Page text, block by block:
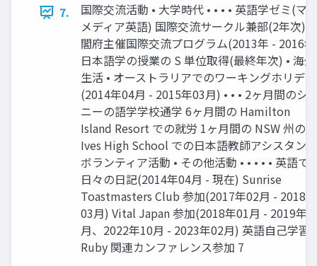
7.
国際交流活動 • 大学時代 • • • • 英語学ゼミ(マ
メディア英語) 国際交流サークル兼部(2年次)
閣府主催国際交流プログラム(2013年 - 2016
日本語学の授業の S 単位取得(最終年次) • 海外
生活 • オーストラリアでのワーキングホリデー
(2014年04月 - 2015年03月) • • • 2ヶ月間のシ
ニーの語学学校通学 6ヶ月間の Hamilton
Island Resort での就労 1ヶ月間の NSW 州の
Ives High School での日本語教師アシスタント
ボランティア活動 • その他活動 • • • • • 英語で
日々の日記(2014年04月 - 現在) Sunrise
Toastmasters Club 参加(2017年02月 - 2018年
03月) Vital Japan 参加(2018年01月 - 2019年
月、2022年10月 - 2023年02月) 英語自己学習
Ruby 関連カンファレンス参加 7